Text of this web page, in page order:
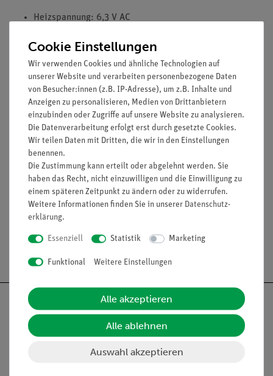
Heizspannung: 6,3 V AC
Anodenstrom: ca. 0,1 mA bei 4000 V
Gitterkonstanten von Graphit: d10 = 0,213 nm, d11 =
0,123 nm
Versuche
Zubehör
Media / Downloads
Nach oben
Cookie Einstellungen
Wir verwenden Cookies und ähnliche Technologien auf
unserer Website und verarbeiten personenbezogene Daten
von Besucher:innen (z.B. IP-Adresse), um z.B. Inhalte und
Anzeigen zu personalisieren, Medien von Drittanbietern
einzubinden oder Zugriffe auf unsere Website zu analysieren.
Die Datenverarbeitung erfolgt erst durch gesetzte Cookies.
Wir teilen Daten mit Dritten, die wir in den Einstellungen
benennen.
Die Zustimmung kann erteilt oder abgelehnt werden. Sie
haben das Recht, nicht einzuwilligen und die Einwilligung zu
einem späteren Zeitpunkt zu ändern oder zu widerrufen.
Weitere Informationen finden Sie in unserer Daten­schutz­
erklärung.
Essenziell Statistik Marketing
Funktional Weitere Einstellungen
Alle akzeptieren
Alle ablehnen
Auswahl akzeptieren